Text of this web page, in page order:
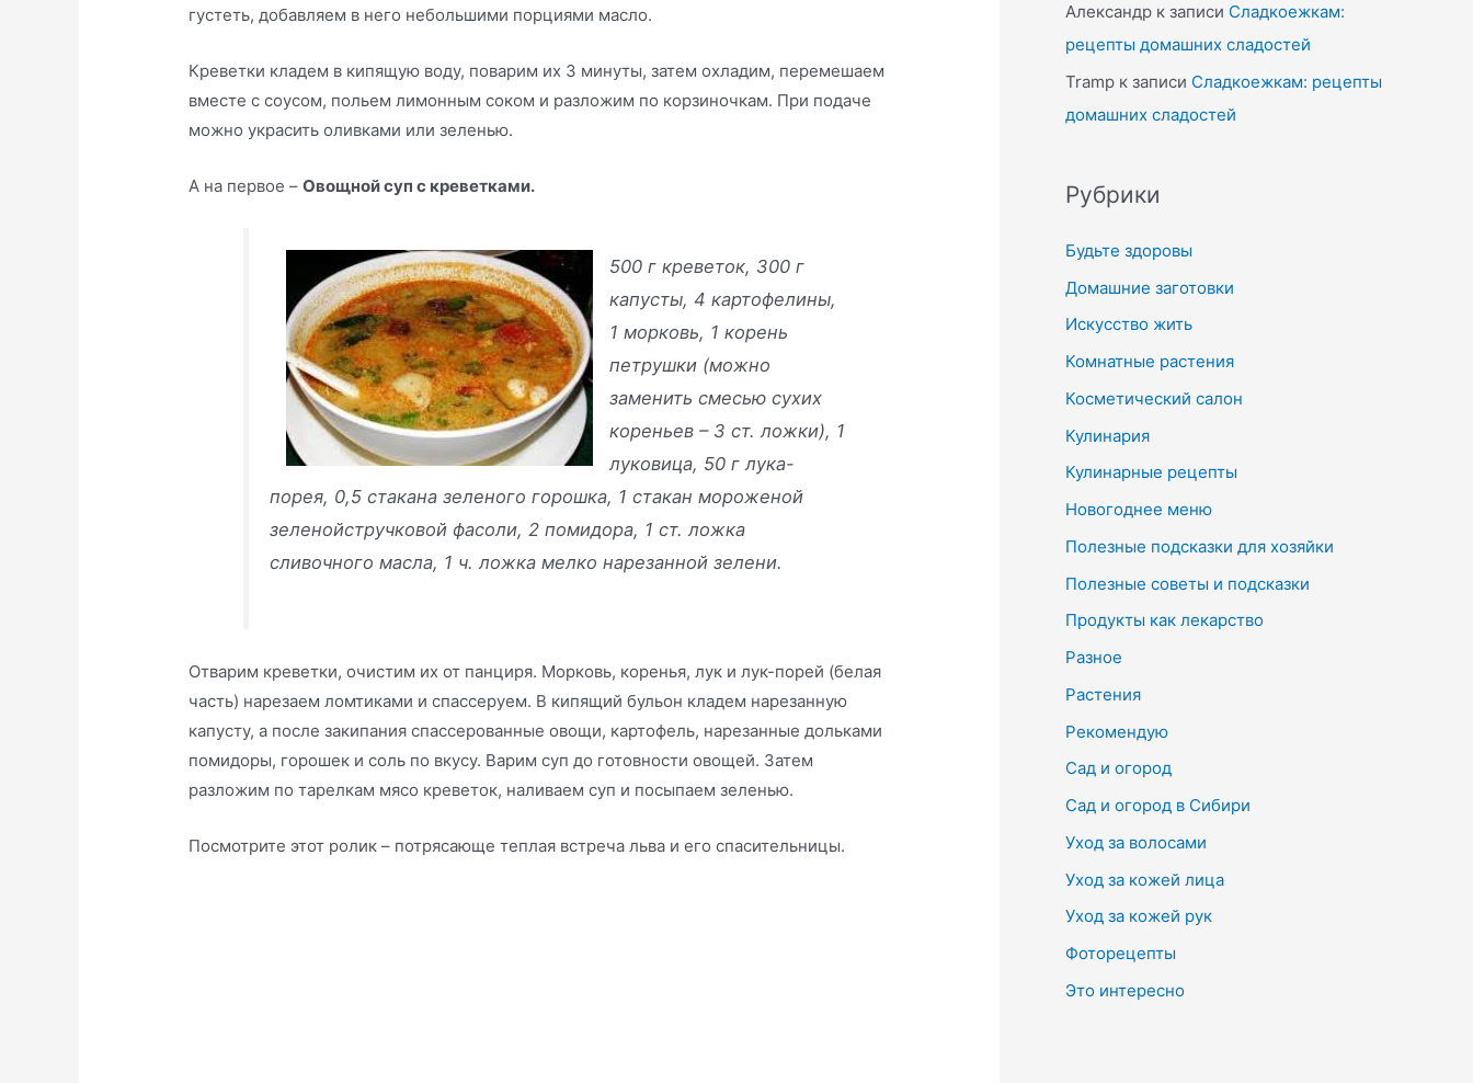
густеть, добавляем в него небольшими порциями масло.
Креветки кладем в кипящую воду, поварим их 3 минуты, затем охладим, перемешаем
вместе с соусом, польем лимонным соком и разложим по корзиночкам. При подаче
можно украсить оливками или зеленью.
А на первое –Овощной суп с креветками.
500 г креветок, 300 г
капусты, 4 картофелины,
1 морковь, 1 корень
петрушки (можно
заменить смесью сухих
кореньев – 3 ст. ложки), 1
луковица, 50 г лука-
порея, 0,5 стакана зеленого горошка, 1 стакан мороженой
зеленойстручковой фасоли, 2 помидора, 1 ст. ложка
сливочного масла, 1 ч. ложка мелко нарезанной зелени.
Отварим креветки, очистим их от панциря. Морковь, коренья, лук и лук-порей (белая
часть) нарезаем ломтиками и спассеруем. В кипящий бульон кладем нарезанную
капусту, а после закипания спассерованные овощи, картофель, нарезанные дольками
помидоры, горошек и соль по вкусу. Варим суп до готовности овощей. Затем
разложим по тарелкам мясо креветок, наливаем суп и посыпаем зеленью.
Посмотрите этот ролик – потрясающе теплая встреча льва и его спасительницы.
Александр к записи Сладкоежкам:
рецепты домашних сладостей
Tramp к записи Сладкоежкам: рецепты
домашних сладостей
Рубрики
Будьте здоровы
Домашние заготовки
Искусство жить
Комнатные растения
Косметический салон
Кулинария
Кулинарные рецепты
Новогоднее меню
Полезные подсказки для хозяйки
Полезные советы и подсказки
Продукты как лекарство
Разное
Растения
Рекомендую
Сад и огород
Сад и огород в Сибири
Уход за волосами
Уход за кожей лица
Уход за кожей рук
Фоторецепты
Это интересно